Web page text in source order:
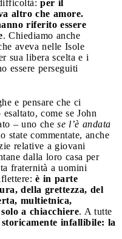
per il
altro che amore.
riferito essere
. Chiediamo anche
aveva nelle Isole
sua libera scelta e i
essere perseguiti
e pensare che ci
come se John
– uno che se l’è andata
state commentate, anche
relative a giovani
dalla loro casa per
fraternità a uomini
è in parte
della grettezza, del
multietnica,
a chiacchiere. A tutte
infallibile: la